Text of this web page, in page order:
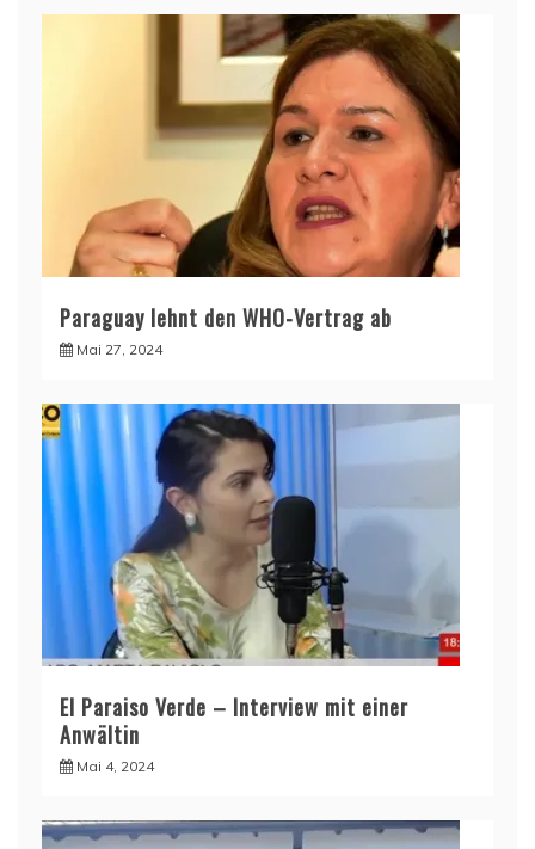
Paraguay lehnt den WHO-Vertrag ab
Mai 27, 2024
El Paraiso Verde – Interview mit einer
Anwältin
Mai 4, 2024